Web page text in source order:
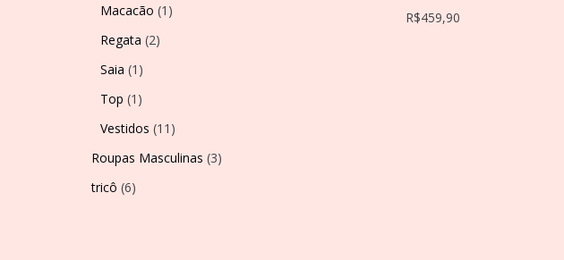
Macacão (1)
Regata (2)
Saia (1)
Top (1)
Vestidos (11)
Roupas Masculinas (3)
tricô (6)
R$459,90